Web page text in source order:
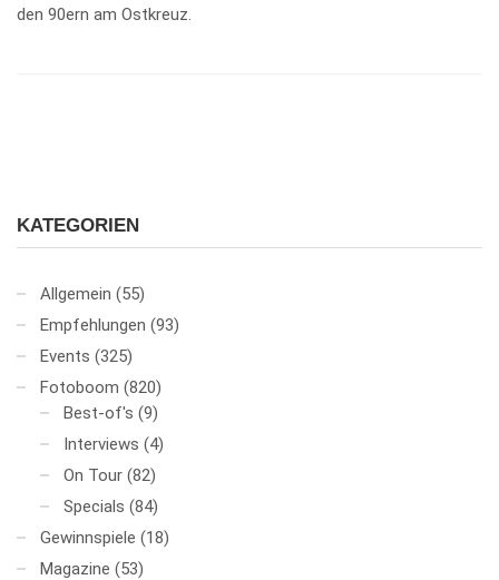
den 90ern am Ostkreuz.
KATEGORIEN
Allgemein (55)
Empfehlungen (93)
Events (325)
Fotoboom (820)
Best-of's (9)
Interviews (4)
On Tour (82)
Specials (84)
Gewinnspiele (18)
Magazine (53)